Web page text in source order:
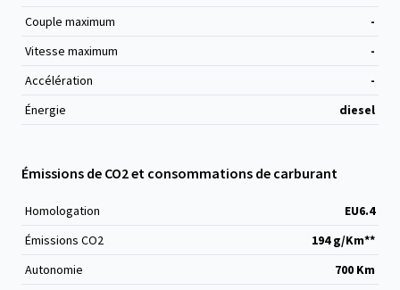
Couple maximum
-
Vitesse maximum
-
Accélération
-
Énergie
diesel
Émissions de CO2 et consommations de carburant
Homologation
EU6.4
Émissions CO2
194 g/Km**
Autonomie
700 Km